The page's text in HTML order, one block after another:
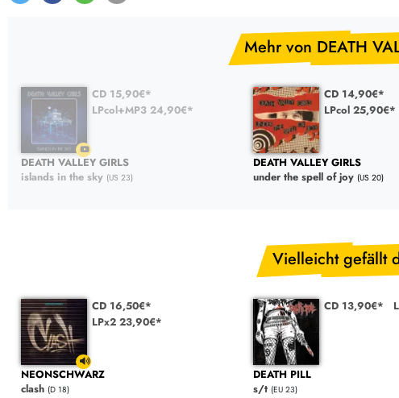
Mehr von DEATH
CD 15,90€*
LPcol+MP3 24,90€*
DEATH VALLEY GIRLS
islands in the sky (US 23)
CD 14,90€*
LPcol 25,90€*
DEATH VALLEY GIRLS
under the spell of joy (US 20)
Vielleicht gefällt
CD 16,50€*
LPx2 23,90€*
NEONSCHWARZ
clash (D 18)
CD 13,90€*
DEATH PILL
s/t (EU 23)